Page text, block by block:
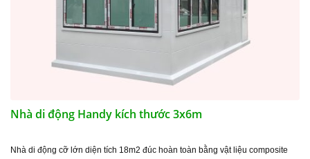
Nhà di động Handy kích thước 3x6m
Nhà di động cỡ lớn diện tích 18m2 đúc hoàn toàn bằng vật liệu composite